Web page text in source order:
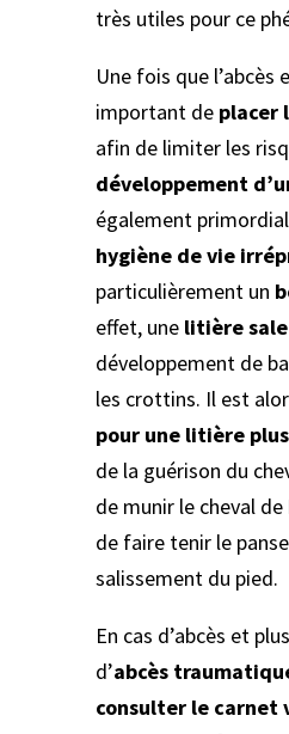
très utiles pour ce
Une fois que l’abcès
important de placer
afin de limiter les
développement
également
hygiène de vie
particulièrement un
effet, une litière sale
développement de
les crottins. Il est
pour une litière
de la guérison du
de munir le cheval de
de faire tenir le
salissement du pied.
En cas d’abcès et
d’abcès
consulter le carnet